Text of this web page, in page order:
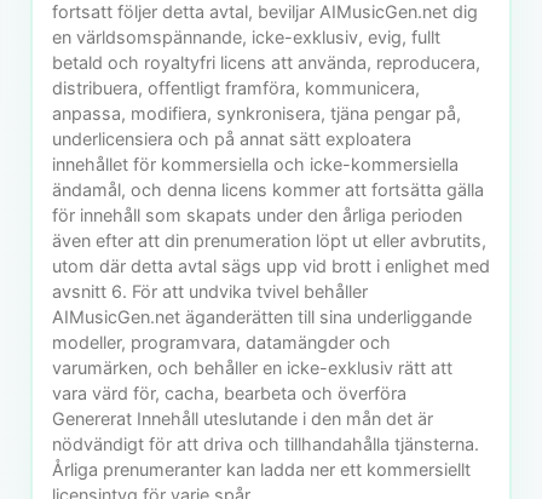
fortsatt följer detta avtal, beviljar AIMusicGen.net dig
en världsomspännande, icke-exklusiv, evig, fullt
betald och royaltyfri licens att använda, reproducera,
distribuera, offentligt framföra, kommunicera,
anpassa, modifiera, synkronisera, tjäna pengar på,
underlicensiera och på annat sätt exploatera
innehållet för kommersiella och icke-kommersiella
ändamål, och denna licens kommer att fortsätta gälla
för innehåll som skapats under den årliga perioden
även efter att din prenumeration löpt ut eller avbrutits,
utom där detta avtal sägs upp vid brott i enlighet med
avsnitt 6. För att undvika tvivel behåller
AIMusicGen.net äganderätten till sina underliggande
modeller, programvara, datamängder och
varumärken, och behåller en icke-exklusiv rätt att
vara värd för, cacha, bearbeta och överföra
Genererat Innehåll uteslutande i den mån det är
nödvändigt för att driva och tillhandahålla tjänsterna.
Årliga prenumeranter kan ladda ner ett kommersiellt